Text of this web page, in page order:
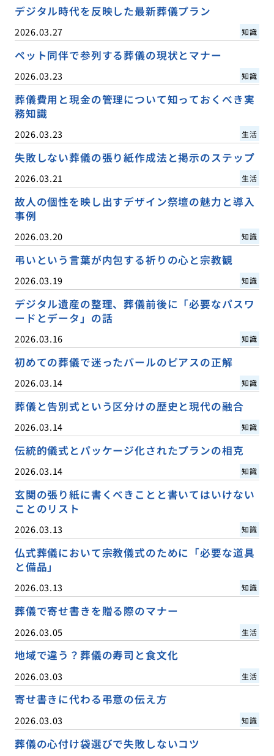
デジタル時代を反映した最新葬儀プラン
2026.03.27 知識
ペット同伴で参列する葬儀の現状とマナー
2026.03.23 知識
葬儀費用と現金の管理について知っておくべき実
務知識
2026.03.23 生活
失敗しない葬儀の張り紙作成法と掲示のステップ
2026.03.21 生活
故人の個性を映し出すデザイン祭壇の魅力と導入
事例
2026.03.20 知識
弔いという言葉が内包する祈りの心と宗教観
2026.03.19 知識
デジタル遺産の整理、葬儀前後に「必要なパスワ
ードとデータ」の話
2026.03.16 知識
初めての葬儀で迷ったパールのピアスの正解
2026.03.14 知識
葬儀と告別式という区分けの歴史と現代の融合
2026.03.14 知識
伝統的儀式とパッケージ化されたプランの相克
2026.03.14 知識
玄関の張り紙に書くべきことと書いてはいけない
ことのリスト
2026.03.13 知識
仏式葬儀において宗教儀式のために「必要な道具
と備品」
2026.03.13 知識
葬儀で寄せ書きを贈る際のマナー
2026.03.05 生活
地域で違う？葬儀の寿司と食文化
2026.03.03 生活
寄せ書きに代わる弔意の伝え方
2026.03.03 知識
葬儀の心付け袋選びで失敗しないコツ